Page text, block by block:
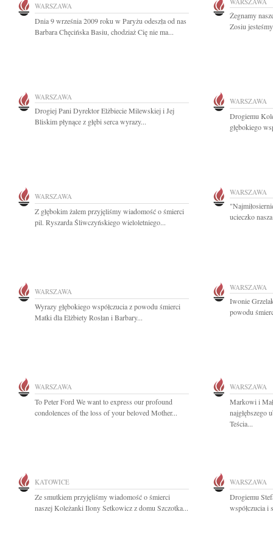
WARSZAWA
Dnia 9 września 2009 roku w Paryżu odeszła od nas
Barbara Chęcińska Basiu, chodziaż Cię nie ma...
Żegnamy
Zosiu
WARSZAWA
Drogiej Pani Dyrektor Elżbiecie Milewskiej i Jej
Bliskim płynące z głębi serca wyrazy...
WARSZAWA
Drogiemu
głębokiego
WARSZAWA
Z głębokim żalem przyjęliśmy wiadomość o śmierci
pil. Ryszarda Śliwczyńskiego wieloletniego...
WARSZAWA
ucieczko
WARSZAWA
Wyrazy głębokiego współczucia z powodu śmierci
Matki dla Elżbiety Rosłan i Barbary...
WARSZAWA
Iwonie
powodu
WARSZAWA
To Peter Ford We want to express our profound
condolences of the loss of your beloved Mother...
WARSZAWA
Markowi i
najgłębszego
Teścia...
KATOWICE
Ze smutkiem przyjęliśmy wiadomość o śmierci
naszej Koleżanki Ilony Setkowicz z domu Szczotka...
WARSZAWA
Drogiemu
współczucia i